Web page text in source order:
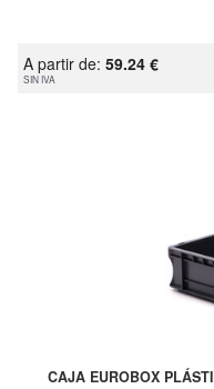
A partir de: 59.24 €
SIN IVA
CAJA EUROBOX